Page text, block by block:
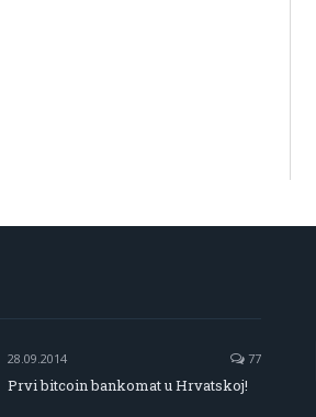
28.09.2014 77
Prvi bitcoin bankomat u Hrvatskoj!